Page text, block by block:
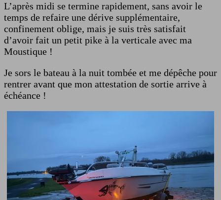
L’après midi se termine rapidement, sans avoir le
temps de refaire une dérive supplémentaire,
confinement oblige, mais je suis très satisfait
d’avoir fait un petit pike à la verticale avec ma
Moustique !
Je sors le bateau à la nuit tombée et me dépêche pour
rentrer avant que mon attestation de sortie arrive à
échéance !